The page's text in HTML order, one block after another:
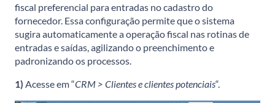
fiscal preferencial para entradas no cadastro do
fornecedor. Essa configuração permite que o sistema
sugira automaticamente a operação fiscal nas rotinas de
entradas e saídas, agilizando o preenchimento e
padronizando os processos.
1) Acesse em “CRM > Clientes e clientes potenciais“.